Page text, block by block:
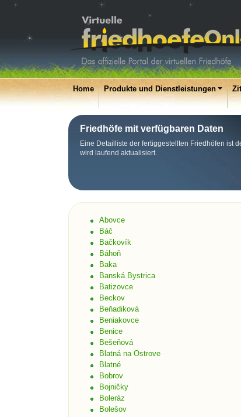
Home Produkte und Dienstleistungen
Friedhöfe mit verfügbaren Daten
Eine Detailliste der fertiggestellten Friedhöfen ist
wird laufend aktualisiert.
Abovce
Báč
Bačkovík
Báhoň
Baka
Banská Bystrica
Batizovce
Beckov
Beňadiková
Beniakovce
Benice
Bešeňová
Blatná na Ostrove
Blatné
Bobrov
Bojničky
Boleráz
Bolešov